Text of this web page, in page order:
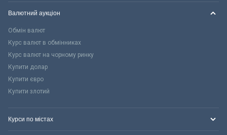
Валютний аукціон
Обмін валют
Курс валют в обмінниках
Курс валют на чорному ринку
Купити долар
Купити євро
Купити злотий
Курси по містах